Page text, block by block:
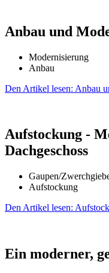
Anbau und
Modernisierung
Anbau
Den Artikel lesen: Anbau
Aufstockung -
Dachgeschoss
Gaupen/
Aufstockung
Den Artikel lesen:
Ein moderner,